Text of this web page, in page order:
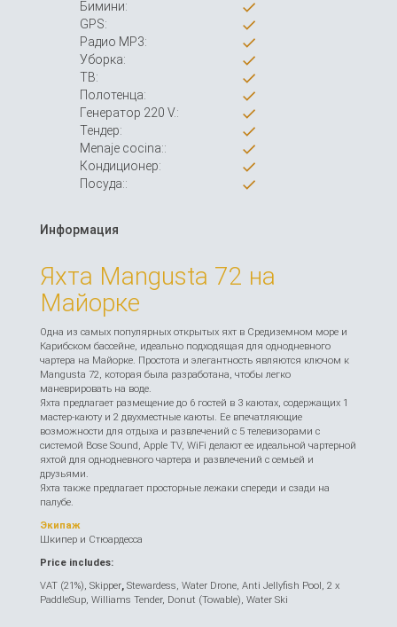
Бимини:
GPS:
Радио MP3:
Уборка:
ТВ:
Полотенца:
Генератор 220 V.:
Тендер:
Menaje cocina::
Кондиционер:
Посуда::
Информация
Яхта Mangusta 72 на
Майорке
Одна из самых популярных открытых яхт в Средиземном море и
Карибском бассейне, идеально подходящая для однодневного
чартера на Майорке. Простота и элегантность являются ключом к
Mangusta 72, которая была разработана, чтобы легко
маневрировать на воде.
Яхта предлагает размещение до 6 гостей в 3 каютах, содержащих 1
мастер-каюту и 2 двухместные каюты. Ее впечатляющие
возможности для отдыха и развлечений с 5 телевизорами с
системой Bose Sound, Apple TV, WiFi делают ее идеальной чартерной
яхтой для однодневного чартера и развлечений с семьей и
друзьями.
Яхта также предлагает просторные лежаки спереди и сзади на
палубе.
Экипаж
Шкипер и Стюардесса
Price includes:
VAT (21%), Skipper, Stewardess, Water Drone, Anti Jellyfish Pool, 2 x
PaddleSup, Williams Tender, Donut (Towable), Water Ski